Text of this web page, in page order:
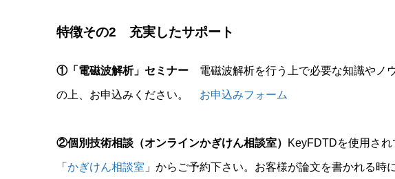
特徴その2 充実したサポート
①「電磁波解析」セミナー 電磁波解析を行う上で必要な知識やノ
の上、お申込みください。 お申込みフォーム
②個別技術相談（オンラインかぎけん相談室） KeyFDTDを使用さ
「 かぎけん相談室 」からご予約下さい。お客様が論文を書かれる時